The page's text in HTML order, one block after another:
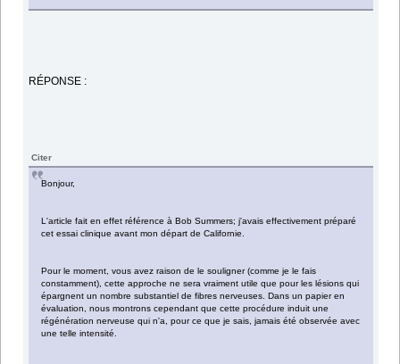
RÉPONSE :
Citer
Bonjour,
L'article fait en effet référence à Bob Summers; j'avais effectivement préparé
cet essai clinique avant mon départ de Californie.
Pour le moment, vous avez raison de le souligner (comme je le fais
constamment), cette approche ne sera vraiment utile que pour les lésions qui
épargnent un nombre substantiel de fibres nerveuses. Dans un papier en
évaluation, nous montrons cependant que cette procédure induit une
régénération nerveuse qui n'a, pour ce que je sais, jamais été observée avec
une telle intensité.